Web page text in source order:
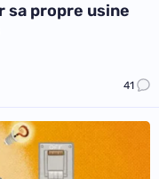
sa propre usine
41